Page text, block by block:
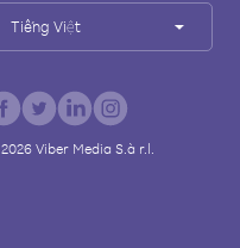
Tiếng Việt
2026Viber Media S.à r.l.